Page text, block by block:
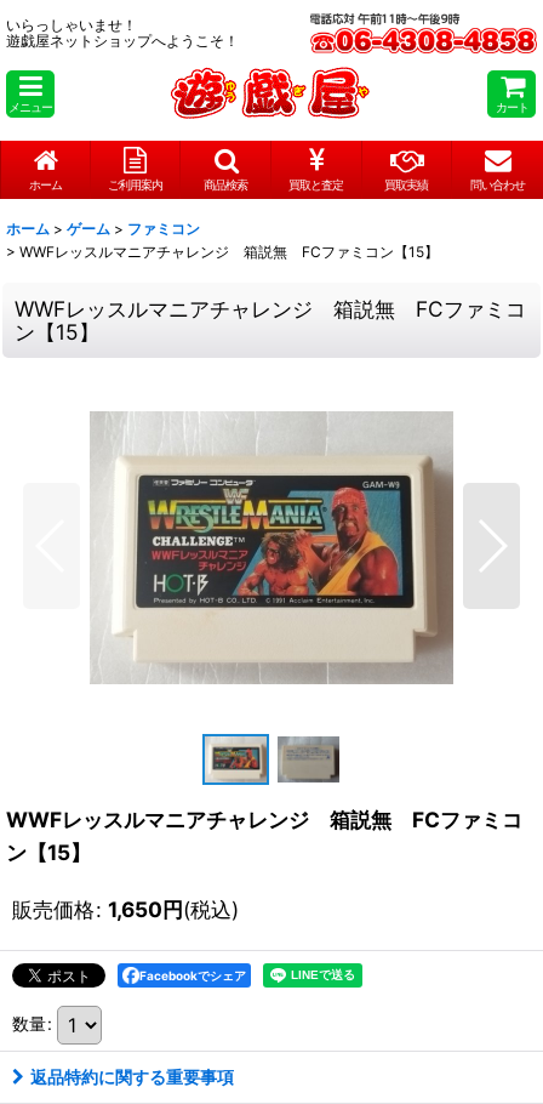
いらっしゃいませ！
遊戯屋ネットショップへようこそ！
メニュー カート
ホーム ご利用案内 商品検索 買取と査定 買取実績 問い合わせ
ホーム > ゲーム > ファミコン
> WWFレッスルマニアチャレンジ 箱説無 FCファミコン【15】
WWFレッスルマニアチャレンジ 箱説無 FCファミコ
ン【15】
WWFレッスルマニアチャレンジ 箱説無 FCファミコ
ン【15】
販売価格: 1,650円(税込)
Facebookでシェア
数量:
返品特約に関する重要事項